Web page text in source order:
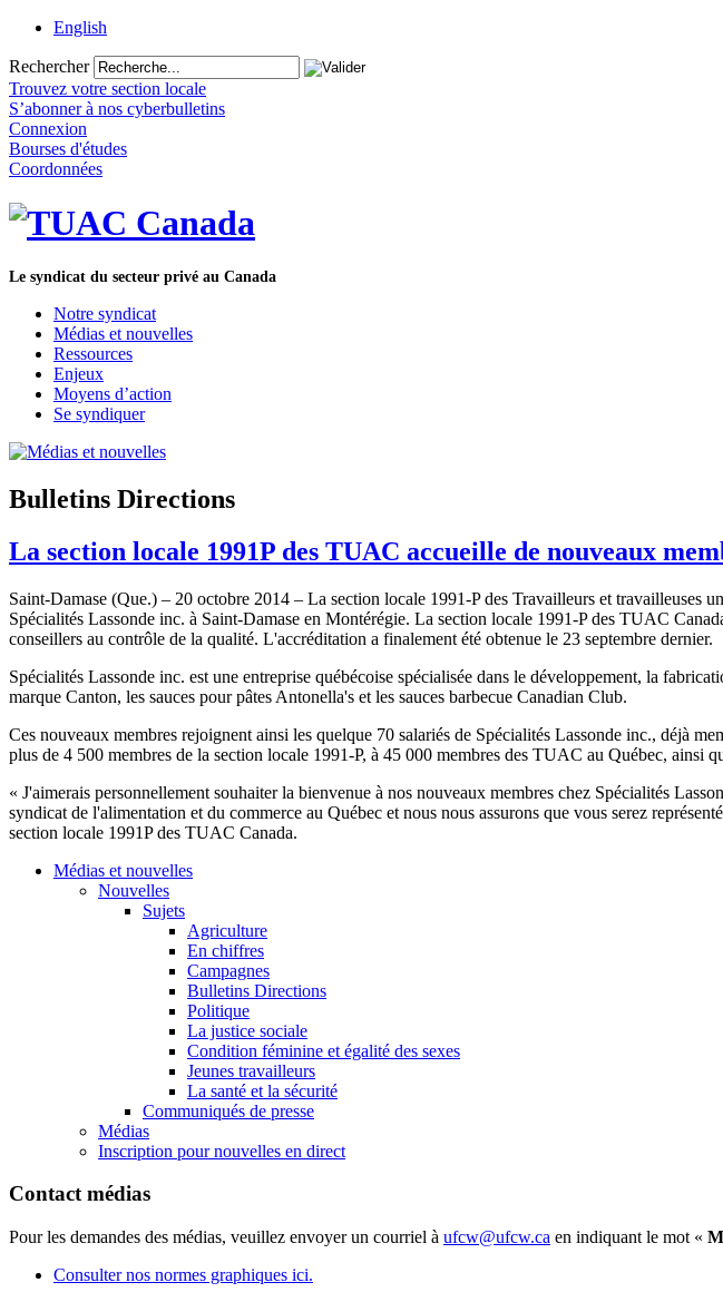
English
Rechercher
Trouvez votre section locale
S’abonner à nos cyberbulletins
Connexion
Bourses d'études
Coordonnées
Le syndicat du secteur privé au Canada
Notre syndicat
Médias et nouvelles
Ressources
Enjeux
Moyens d’action
Se syndiquer
Bulletins Directions
La section locale 1991P des TUAC accueille de nouveaux
Saint-Damase (Que.) – 20 octobre 2014 – La section locale 1991-P des Travailleurs et travailleuses
Spécialités Lassonde inc. à Saint-Damase en Montérégie. La section locale 1991-P des TUAC
conseillers au contrôle de la qualité. L'accréditation a finalement été obtenue le 23 septembre dernier.
Spécialités Lassonde inc. est une entreprise québécoise spécialisée dans le développement, la
marque Canton, les sauces pour pâtes Antonella's et les sauces barbecue Canadian Club.
Ces nouveaux membres rejoignent ainsi les quelque 70 salariés de Spécialités Lassonde inc., déjà
plus de 4 500 membres de la section locale 1991-P, à 45 000 membres des TUAC au Québec, ainsi
« J'aimerais personnellement souhaiter la bienvenue à nos nouveaux membres chez Spécialités
syndicat de l'alimentation et du commerce au Québec et nous nous assurons que vous serez
section locale 1991P des TUAC Canada.
Médias et nouvelles
Nouvelles
Sujets
Agriculture
En chiffres
Campagnes
Bulletins Directions
Politique
La justice sociale
Condition féminine et égalité des sexes
Jeunes travailleurs
La santé et la sécurité
Communiqués de presse
Médias
Inscription pour nouvelles en direct
Contact médias
Pour les demandes des médias, veuillez envoyer un courriel à ufcw@ufcw.ca en indiquant le mot «
Consulter nos normes graphiques ici.